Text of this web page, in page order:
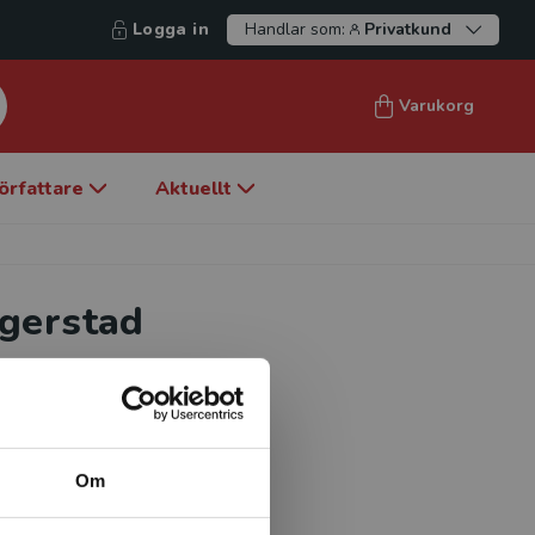
Om
Logga in Handlar som: Privatkund
Varukorg
Aktuellt
och Ungdomssjukhus,